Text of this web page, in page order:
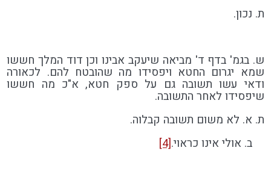
ת. נכון.
ש. בגמ' בדף ד' מביאה שיעקב אבינו וכן דוד המלך חששו
שמא יגרום החטא ויפסידו מה שהובטח להם. לכאורה
ודאי עשו תשובה גם על ספק חטא, א"כ מה חששו
שיפסידו לאחר התשובה.
ת. א. לא משום תשובה קבלוה.
ב. אולי אינו כראוי.[4]